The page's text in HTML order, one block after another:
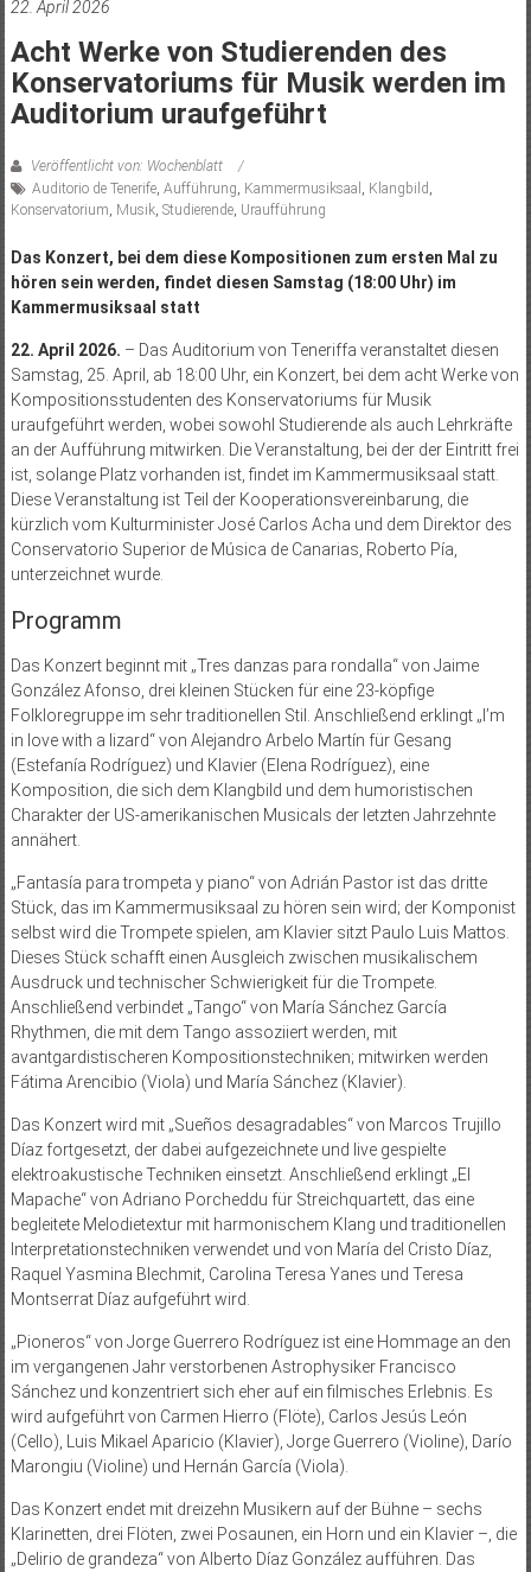
22. April 2026
Acht Werke von Studierenden des
Konservatoriums für Musik werden im
Auditorium uraufgeführt
Veröffentlicht von: Wochenblatt
Auditorio de Tenerife, Aufführung Kammermusiksaal Klangbild
Konservatorium Musik, Studierende, Uraufführung
Das Konzert, bei dem diese Kompositionen zum ersten Mal zu
hören sein werden, findet diesen Samstag (18:00 Uhr) im
Kammermusiksaal statt
22. April 2026. – Das Auditorium von Teneriffa veranstaltet diesen
Samstag, 25. April, ab 18:00 Uhr, ein Konzert, bei dem acht Werke von
Kompositionsstudenten des Konservatoriums für Musik
uraufgeführt werden, wobei sowohl Studierende als auch Lehrkräfte
an der Aufführung mitwirken. Die Veranstaltung, bei der der Eintritt frei
ist, solange Platz vorhanden ist, findet im Kammermusiksaal statt.
Diese Veranstaltung ist Teil der Kooperationsvereinbarung, die
kürzlich vom Kulturminister José Carlos Acha und dem Direktor des
Conservatorio Superior de Música de Canarias, Roberto Pía,
unterzeichnet wurde.
Programm
Das Konzert beginnt mit „Tres danzas para rondalla“ von Jaime
González Afonso, drei kleinen Stücken für eine 23-köpfige
Folkloregruppe im sehr traditionellen Stil. Anschließend erklingt „I’m
in love with a lizard“ von Alejandro Arbelo Martín für Gesang
(Estefanía Rodríguez) und Klavier (Elena Rodríguez), eine
Komposition, die sich dem Klangbild und dem humoristischen
Charakter der US-amerikanischen Musicals der letzten Jahrzehnte
annähert.
„Fantasía para trompeta y piano“ von Adrián Pastor ist das dritte
Stück, das im Kammermusiksaal zu hören sein wird; der Komponist
selbst wird die Trompete spielen, am Klavier sitzt Paulo Luis Mattos.
Dieses Stück schafft einen Ausgleich zwischen musikalischem
Ausdruck und technischer Schwierigkeit für die Trompete.
Anschließend verbindet „Tango“ von María Sánchez García
Rhythmen, die mit dem Tango assoziiert werden, mit
avantgardistischeren Kompositionstechniken; mitwirken werden
Fátima Arencibio (Viola) und María Sánchez (Klavier).
Das Konzert wird mit „Sueños desagradables“ von Marcos Trujillo
Díaz fortgesetzt, der dabei aufgezeichnete und live gespielte
elektroakustische Techniken einsetzt. Anschließend erklingt „El
Mapache“ von Adriano Porcheddu für Streichquartett, das eine
begleitete Melodietextur mit harmonischem Klang und traditionellen
Interpretationstechniken verwendet und von María del Cristo Díaz,
Raquel Yasmina Blechmit, Carolina Teresa Yanes und Teresa
Montserrat Díaz aufgeführt wird.
„Pioneros“ von Jorge Guerrero Rodríguez ist eine Hommage an den
im vergangenen Jahr verstorbenen Astrophysiker Francisco
Sánchez und konzentriert sich eher auf ein filmisches Erlebnis. Es
wird aufgeführt von Carmen Hierro (Flöte), Carlos Jesús León
(Cello), Luis Mikael Aparicio (Klavier), Jorge Guerrero (Violine), Darío
Marongiu (Violine) und Hernán García (Viola).
Das Konzert endet mit dreizehn Musikern auf der Bühne – sechs
Klarinetten, drei Flöten, zwei Posaunen, ein Horn und ein Klavier –, die
„Delirio de grandeza“ von Alberto Díaz González aufführen. Das